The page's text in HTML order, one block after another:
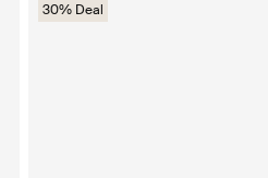
30% Deal